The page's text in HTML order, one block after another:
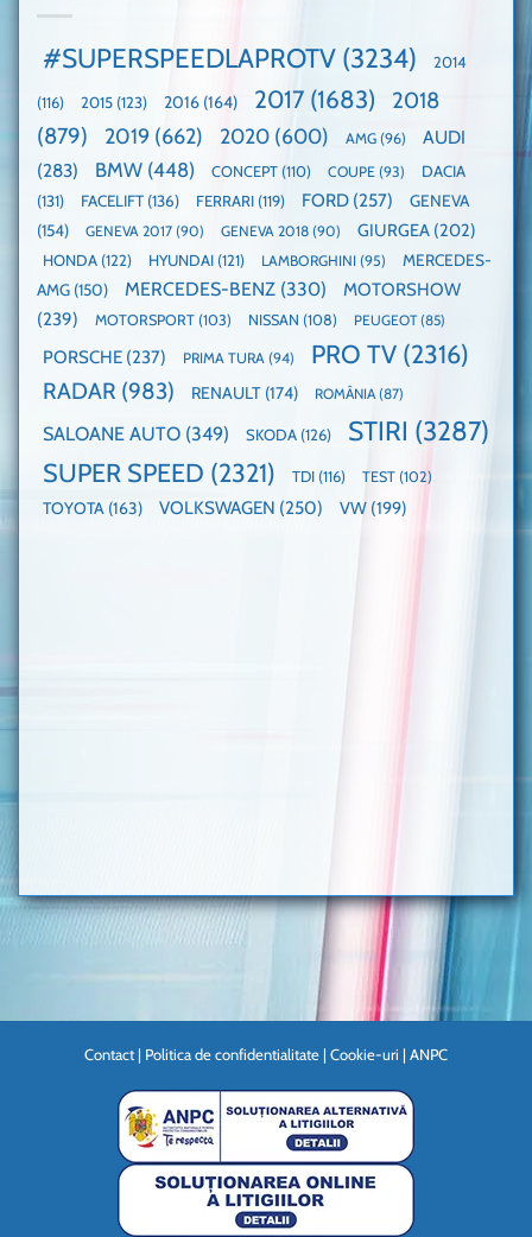
mai
mare
paradă
de
dube
pe
Nurburgring
EV3
câștigătoare,
domină
WCOTY
#SUPERSPEEDLAPROTV (3234) 2014
(116) 2015 (123) 2016 (164) 2017 (1683)
2018
(879)
2019 (662) 2020 (600) AMG (96)
AUDI
(283)
BMW (448) CONCEPT (110) COUPE (93)
DACIA
(131)
FACELIFT (136) FERRARI (119) FORD (257)
GENEVA
(154)
GENEVA 2017 (90) GENEVA 2018 (90) GIURGEA (202)
HONDA (122) HYUNDAI (121) LAMBORGHINI (95)
MERCEDES-
AMG (150) MERCEDES-BENZ (330)
MOTORSHOW
(239)
MOTORSPORT (103) NISSAN (108) PEUGEOT(85)
PORSCHE (237) PRIMA TURA (94) PRO TV (2316)
RADAR (983) RENAULT (174) ROMÂNIA (87)
SALOANE AUTO (349) SKODA (126) STIRI (3287)
SUPER SPEED (2321) TDI (116) TEST (102)
TOYOTA (163) VOLKSWAGEN (250) VW (199)
Contact | Politica de confidentialitate | Cookie-uri | ANPC